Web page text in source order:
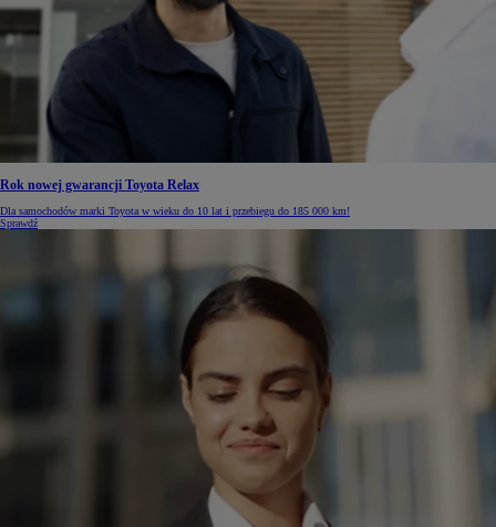
Rok nowej gwarancji Toyota Relax
Dla samochodów marki Toyota w wieku do 10 lat i przebiegu do 185 000 km!
Sprawdź